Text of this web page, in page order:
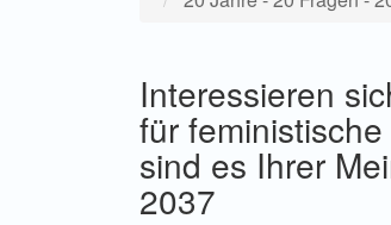
Interessieren
für
sind es Ihrer
2037